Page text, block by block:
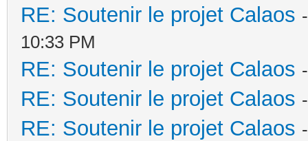
RE: Soutenir le projet Calaos
10:33 PM
RE: Soutenir le projet Calaos
RE: Soutenir le projet Calaos
RE: Soutenir le projet Calaos